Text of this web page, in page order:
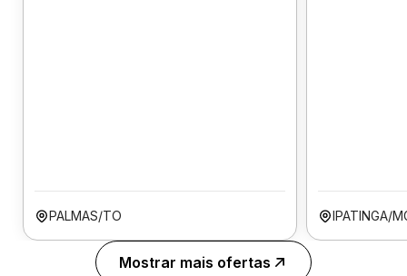
PALMAS/TO IPATINGA/
Mostrar mais ofertas